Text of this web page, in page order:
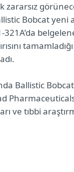
zararsız
Bobcat yeni
Ballistic
ve tıbbi